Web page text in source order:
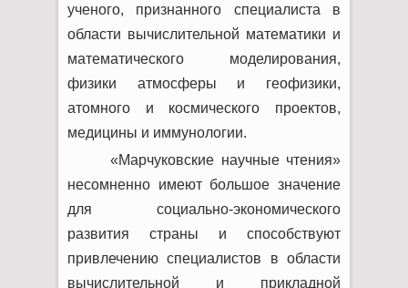
ученого, признанного специалиста в
области вычислительной математики и
математического моделирования,
физики атмосферы и геофизики,
атомного и космического проектов,
медицины и иммунологии.
«Марчуковские научные чтения»
несомненно имеют большое значение
для социально-экономического
развития страны и способствуют
привлечению специалистов в области
вычислительной и прикладной